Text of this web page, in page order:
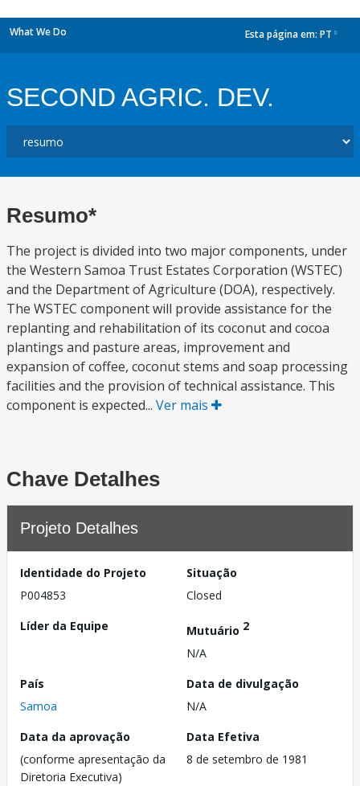
What We Do Esta página em: PT
SECOND AGRIC. DEV.
Resumo*
The project is divided into two major components, under
the Western Samoa Trust Estates Corporation (WSTEC)
and the Department of Agriculture (DOA), respectively.
The WSTEC component will provide assistance for the
replanting and rehabilitation of its coconut and cocoa
plantings and pasture areas, improvement and
expansion of coffee, coconut stems and soap processing
facilities and the provision of technical assistance. This
component is expected... Ver mais
Chave Detalhes
Projeto Detalhes
Identidade do Projeto
P004853
Situação
Closed
Líder da Equipe
Mutuário 2
N/A
País
Samoa
Data de divulgação
N/A
Data da aprovação
(conforme apresentação da
Diretoria Executiva)
Data Efetiva
8 de setembro de 1981